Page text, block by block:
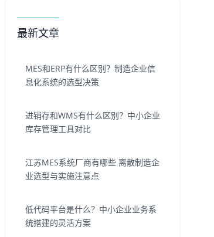
最新文章
MES和ERP有什么区别？制造企业信
息化系统的选型决策
进销存和WMS有什么区别？中小企业
库存管理工具对比
江苏MES系统厂商有哪些 离散制造企
业选型与实施注意点
低代码平台是什么？中小企业业务系
统搭建的灵活方案